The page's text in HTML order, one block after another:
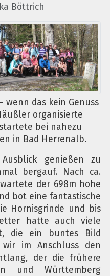
Böttrich
wenn das kein Genuss
organisierte
bei nahezu
in Bad Herrenalb.
genießen zu
bergauf. Nach ca.
der 698m hohe
bot eine fantastische
Hornisgrinde und bis
hatte auch viele
die ein buntes Bild
im Anschluss den
der die frühere
und Württemberg